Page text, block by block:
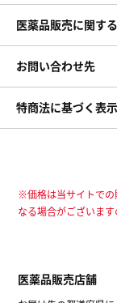
医薬品販売に関す
お問い合わせ先
特商法に基づく表示
※価格は当サイトでの
なる場合がございます
医薬品販売店舗